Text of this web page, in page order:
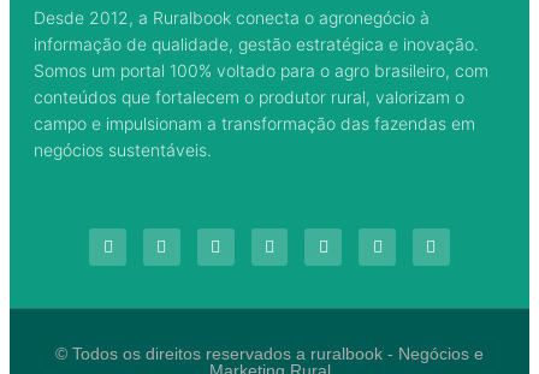
Desde 2012, a Ruralbook conecta o agronegócio à
informação de qualidade, gestão estratégica e inovação.
Somos um portal 100% voltado para o agro brasileiro, com
conteúdos que fortalecem o produtor rural, valorizam o
campo e impulsionam a transformação das fazendas em
negócios sustentáveis.
© Todos os direitos reservados a ruralbook - Negócios e